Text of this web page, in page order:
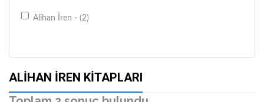
Alihan İren - (2)
ALIHAN İREN KITAPLARI